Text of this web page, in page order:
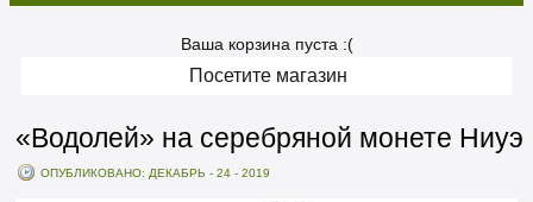
Ваша корзина пуста :(
Посетите магазин
«Водолей» на серебряной монете Ниуэ
ОПУБЛИКОВАНО: ДЕКАБРЬ - 24 - 2019